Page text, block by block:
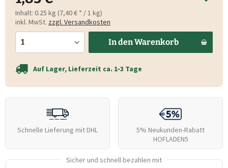
Inhalt: 0.25 kg (7,40 € * / 1 kg)
inkl. MwSt. zzgl. Versandkosten
In denWarenkorb
Auf Lager, Lieferzeit ca. 1‑3 Tage
Schnelle Lieferung mit DHL
5% Neukunden-Rabatt
HOFLADEN5
Sicher und schnell bezahlen mit